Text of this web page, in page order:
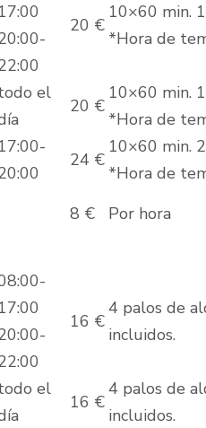
17:00
20 €
10×60 min.
*Hora de
el
20 €
10×60 min.
*Hora de
17:00-
24 €
10×60 min.
*Hora de
8 €
Por hora
17:00
16 €
4 palos de
incluidos.
el
16 €
4 palos de
incluidos.